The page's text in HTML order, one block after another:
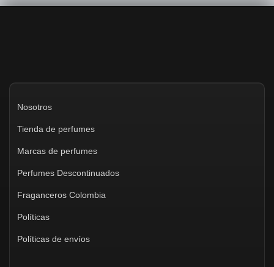
Nosotros
Tienda de perfumes
Marcas de perfumes
Perfumes Descontinuados
Fraganceros Colombia
Políticas
Políticas de envíos